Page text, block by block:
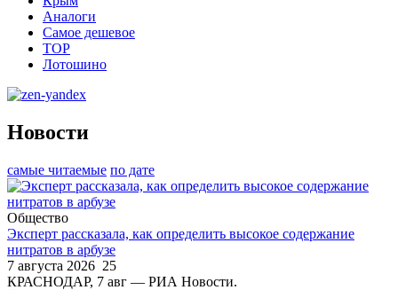
Аналоги
Самое дешевое
TOP
Лотошино
Новости
самые читаемые по дате
Общество
Эксперт рассказала, как определить высокое содержание
нитратов в арбузе
7 августа 2026 25
КРАСНОДАР, 7 авг — РИА Новости.